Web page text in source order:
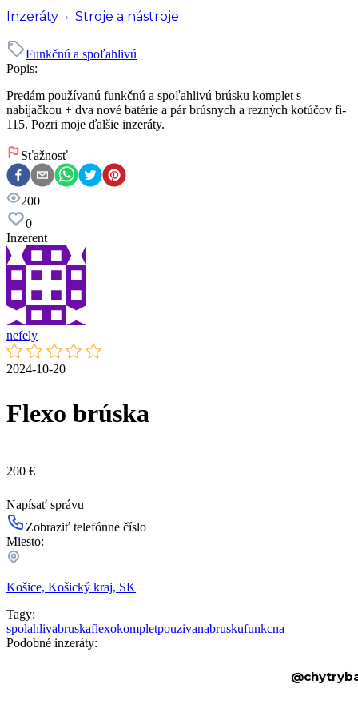
Inzeráty › Stroje a nástroje
Funkčnú a spoľahlivú
Popis:
Predám používanú funkčnú a spoľahlivú brúsku komplet s
nabíjačkou + dva nové batérie a pár brúsnych a rezných kotúčov fi-
115. Pozri moje ďalšie inzeráty.
Sťažnosť
200
0
Inzerent
nefely
2024-10-20
Flexo brúska
200 €
Napísať správu
Zobraziť telefónne číslo
Miesto:
Košice, Košický kraj, SK
Tagy:
spolahlivabruskaflexokompletpouzivanabruskufunkcna
Podobné inzeráty: